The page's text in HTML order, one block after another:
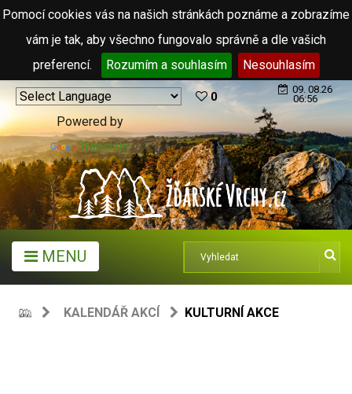
Pomocí cookies vás na našich stránkách poznáme a zobrazíme
vám je tak, aby všechno fungovalo správně a dle vašich
preferencí.
Rozumím a souhlasím Nesouhlasím
Powered by
Translate
0
09. 08.26
06:56
MENU
KALENDÁŘ AKCÍ KULTURNÍ AKCE